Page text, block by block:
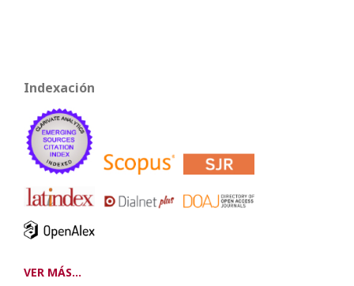
Indexación
VER MÁS...